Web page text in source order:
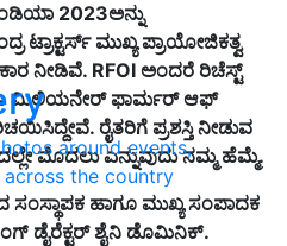
around events,
the country
2023ಅನ್ನು
ಮುಖ್ಯ ಪ್ರಾಯೋಜಿಕತ್ವ
ನೀಡಿವೆ. RFOI ಅಂದರೆ ರಿಚೆಸ್ಟ್‌
ಮಿಲಿಯನೇರ್‌ ಫಾರ್ಮರ್‌ ಆಫ್‌
ರೈತರಿಗೆ ಪ್ರಶಸ್ತಿ ನೀಡುವ
ಮೊದಲು ಎನ್ನುವುದು ನಮ್ಮ ಹೆಮ್ಮೆ.
ಹಾಗೂ ಮುಖ್ಯ ಸಂಪಾದಕ
ಡೈರೆಕ್ಟರ್‌ ಶೈನಿ ಡೊಮಿನಿಕ್‌.